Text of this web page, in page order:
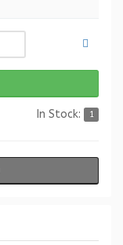
In Stock: 1